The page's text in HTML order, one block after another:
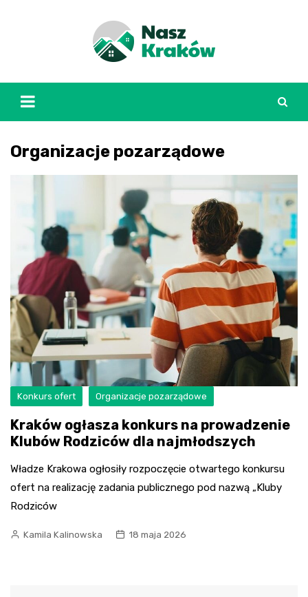
Organizacje pozarządowe
Konkurs ofert Organizacje pozarządowe
Kraków ogłasza konkurs na prowadzenie
Klubów Rodziców dla najmłodszych
Władze Krakowa ogłosiły rozpoczęcie otwartego konkursu
ofert na realizację zadania publicznego pod nazwą „Kluby
Rodziców
Kamila Kalinowska 18 maja 2026